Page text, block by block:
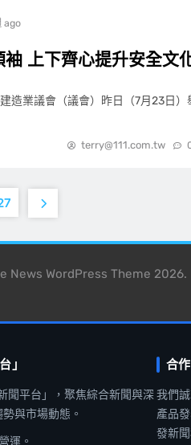
ago
上下齊心提升安全文
造業議會（議會）昨日（7月23日）
terry@111.com.tw
News WordPress Theme 2026.
」
聞平台」，聚焦綜合新聞與深
與市場動態。
營運。
合
我們
產品
發新